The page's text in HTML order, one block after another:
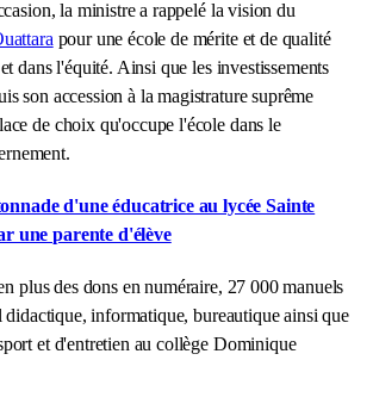
la ministre a rappelé la vision du
pour une école de mérite et de qualité
dans l'équité. Ainsi que les investissements
son accession à la magistrature suprême
de choix qu'occupe l'école dans le
d'une éducatrice au lycée Sainte
une parente d'élève
plus des dons en numéraire, 27 000 manuels
didactique, informatique, bureautique ainsi que
et d'entretien au collège Dominique